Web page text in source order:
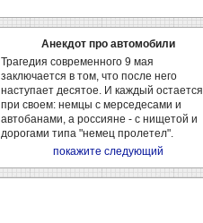
Анекдот про автомобили
Трагедия современного 9 мая
заключается в том, что после него
наступает десятое. И каждый остается
при своем: немцы с мерседесами и
автобанами, а россияне - с нищетой и
дорогами типа "немец пролетел".
покажите следующий